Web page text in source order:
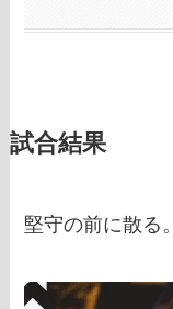
試合結果
堅守の前に散る。